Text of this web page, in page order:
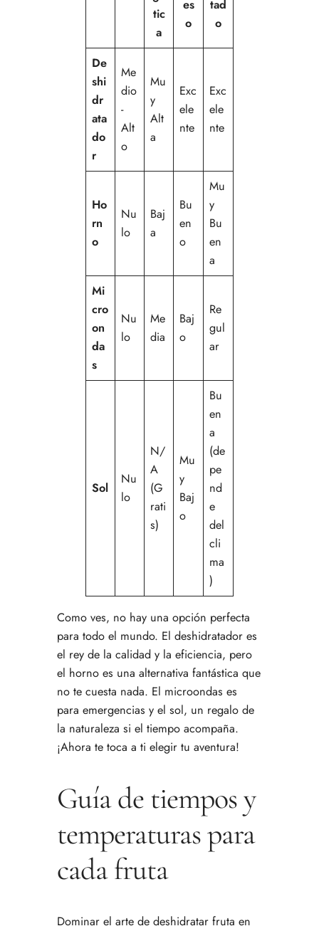
tic
a
es
o
tad
o
De
shi
dr
ata
do
r
Me
dio
-
Alt
o
Mu
y
Alt
a
Exc
ele
nte
Exc
ele
nte
Ho
rn
o
Nu
lo
Baj
a
Bu
en
o
Mu
y
Bu
en
a
Mi
cro
on
da
s
Nu
lo
Me
dia
Baj
o
Re
gul
ar
Sol
Nu
lo
N/
A
(G
rati
s)
Mu
y
Baj
o
Bu
en
a
(de
pe
nd
e
del
cli
ma
)
Como ves, no hay una opción perfecta
para todo el mundo. El deshidratador es
el rey de la calidad y la eficiencia, pero
el horno es una alternativa fantástica que
no te cuesta nada. El microondas es
para emergencias y el sol, un regalo de
la naturaleza si el tiempo acompaña.
¡Ahora te toca a ti elegir tu aventura!
Guía de tiempos y
temperaturas para
cada fruta
Dominar el arte de deshidratar fruta en